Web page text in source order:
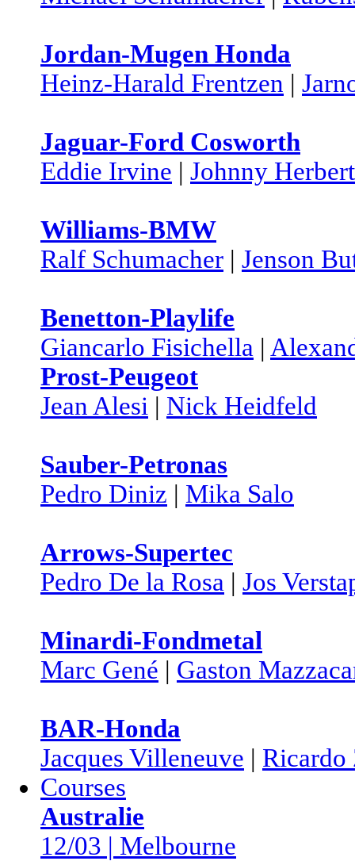
Jordan-Mugen Honda
Heinz-Harald Frentzen |
Jaguar-Ford Cosworth
Eddie Irvine | Johnny Herbert
Williams-BMW
Ralf Schumacher | Jenson
Benetton-Playlife
Giancarlo Fisichella |
Prost-Peugeot
Jean Alesi | Nick Heidfeld
Sauber-Petronas
Pedro Diniz | Mika Salo
Arrows-Supertec
Pedro De la Rosa | Jos
Minardi-Fondmetal
Marc Gené | Gaston
BAR-Honda
Jacques Villeneuve | Ricardo
Courses
Australie
12/03 | Melbourne